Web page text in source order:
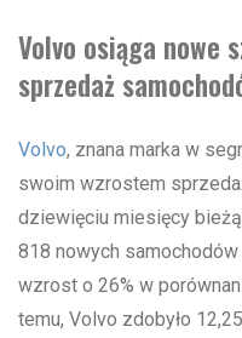
Volvo osiąga nowe
sprzedaż
Volvo, znana marka w
swoim wzrostem
dziewięciu miesięcy
818 nowych
wzrost o 26% w
temu, Volvo zdobyło